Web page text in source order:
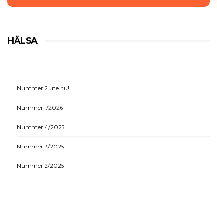
HÄLSA
Nummer 2 ute nu!
Nummer 1/2026
Nummer 4/2025
Nummer 3/2025
Nummer 2/2025